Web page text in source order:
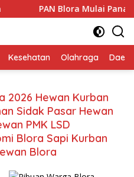
Blora Mulai Panaskan
Kesehatan Olahraga
2026 Hewan Kurban
Sidak Pasar Hewan
PMK LSD
Blora Sapi Kurban
Blora